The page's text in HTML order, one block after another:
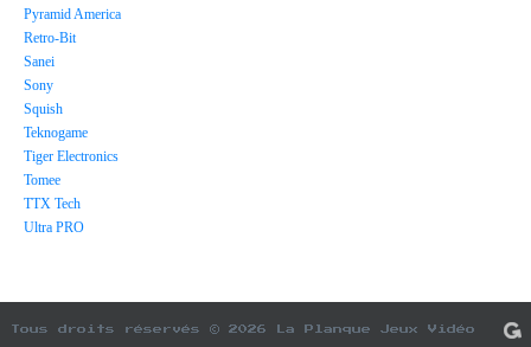
Pyramid America
Retro-Bit
Sanei
Sony
Squish
Teknogame
Tiger Electronics
Tomee
TTX Tech
Ultra PRO
Tous droits réservés © 2026 La Planque Jeux Vidéo